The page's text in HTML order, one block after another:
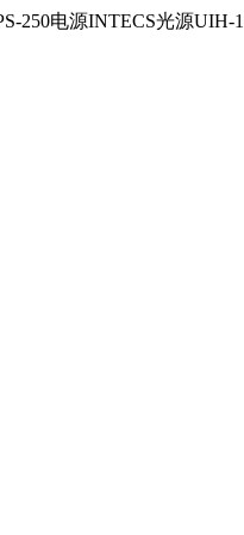
250电源INTECS光源